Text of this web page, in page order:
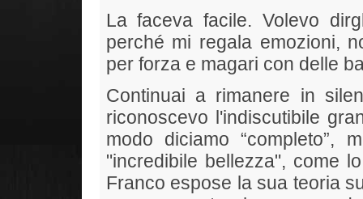
La faceva facile. Volevo
perché mi regala emozioni,
per forza e magari con delle
Continuai a rimanere in
riconoscevo l'indiscutibile
modo diciamo “completo”,
"incredibile bellezza", come
Franco espose la sua teoria